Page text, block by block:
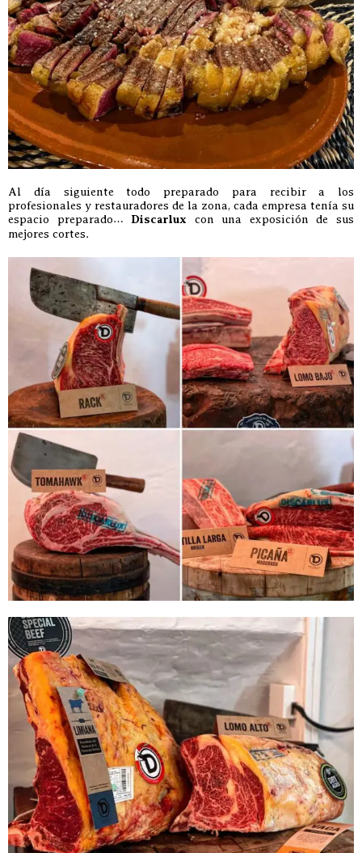
Al día siguiente todo preparado para recibir a los
profesionales y restauradores de la zona, cada empresa tenía su
espacio preparado… Discarlux con una exposición de sus
mejores cortes.